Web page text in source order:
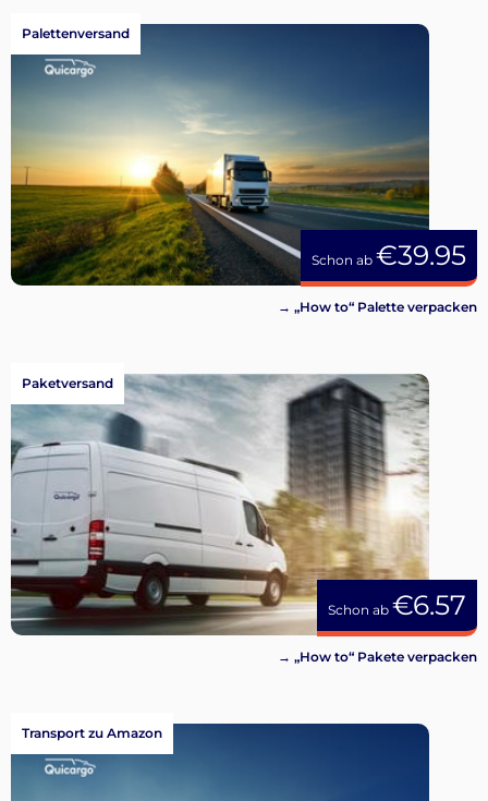
Schon ab €39.95
Palettenversand
→ „How to“ Palette verpacken
Schon ab €6.57
Paketversand
→ „How to“ Pakete verpacken
Transport zu Amazon